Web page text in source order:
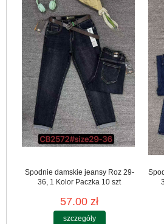
Spodnie damskie jeansy Roz 29-
36, 1 Kolor Paczka 10 szt
57.00 zł
szczegóły